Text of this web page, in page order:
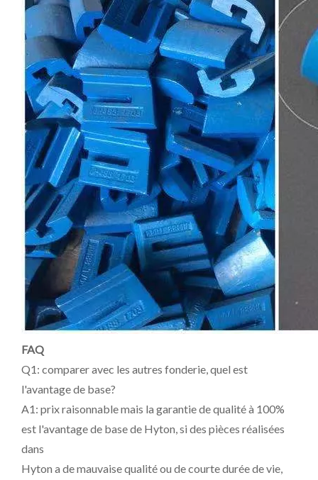
FAQ
Q1: comparer avec les autres fonderie, quel est
l'avantage de base?
A1: prix raisonnable mais la garantie de qualité à 100%
est l'avantage de base de Hyton, si des pièces réalisées
dans
Hyton a de mauvaise qualité ou de courte durée de vie,